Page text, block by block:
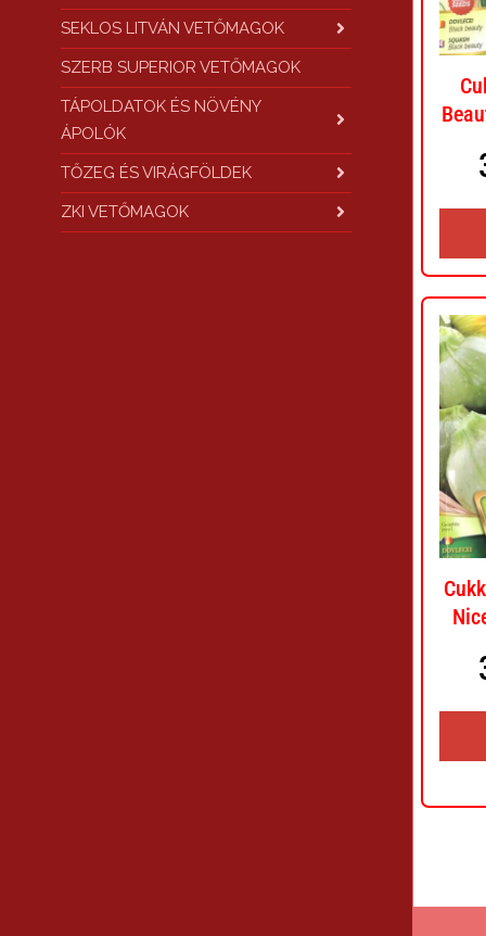
SEKLOS LITVÁN VETŐMAGOK
SZERB SUPERIOR VETŐMAGOK
TÁPOLDATOK ÉS NÖVÉNY
ÁPOLÓK
TŐZEG ÉS VIRÁGFÖLDEK
ZKI VETŐMAGOK